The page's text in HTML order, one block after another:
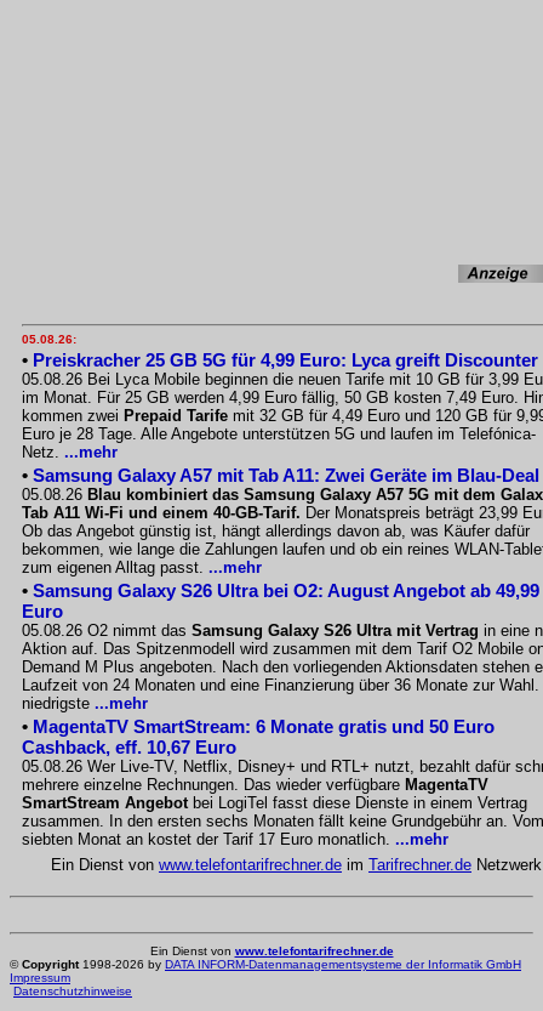
05.08.26:
• Preiskracher 25 GB 5G für 4,99 Euro: Lyca greift Discounter
05.08.26 Bei Lyca Mobile beginnen die neuen Tarife mit 10 GB für 3,99
im Monat. Für 25 GB werden 4,99 Euro fällig, 50 GB kosten 7,49 Euro.
kommen zwei Prepaid Tarife mit 32 GB für 4,49 Euro und 120 GB für
Euro je 28 Tage. Alle Angebote unterstützen 5G und laufen im Telefónica-
Netz. ...mehr
• Samsung Galaxy A57 mit Tab A11: Zwei Geräte im Blau-Deal
05.08.26 Blau kombiniert das Samsung Galaxy A57 5G mit dem
Tab A11 Wi-Fi und einem 40-GB-Tarif. Der Monatspreis beträgt 23,99
Ob das Angebot günstig ist, hängt allerdings davon ab, was Käufer dafür
bekommen, wie lange die Zahlungen laufen und ob ein reines WLAN-
zum eigenen Alltag passt. ...mehr
• Samsung Galaxy S26 Ultra bei O2: August Angebot ab 49,99
Euro
05.08.26 O2 nimmt das Samsung Galaxy S26 Ultra mit Vertrag in eine
Aktion auf. Das Spitzenmodell wird zusammen mit dem Tarif O2 Mobile
Demand M Plus angeboten. Nach den vorliegenden Aktionsdaten stehen
Laufzeit von 24 Monaten und eine Finanzierung über 36 Monate zur Wahl.
niedrigste ...mehr
• MagentaTV SmartStream: 6 Monate gratis und 50 Euro
Cashback, eff. 10,67 Euro
05.08.26 Wer Live-TV, Netflix, Disney+ und RTL+ nutzt, bezahlt dafür
mehrere einzelne Rechnungen. Das wieder verfügbare MagentaTV
SmartStream Angebotbei LogiTel fasst diese Dienste in einem Vertrag
zusammen. In den ersten sechs Monaten fällt keine Grundgebühr an. Vom
siebten Monat an kostet der Tarif 17 Euro monatlich. ...mehr
Ein Dienst von www.telefontarifrechner.de im Tarifrechner.de Netzwerk
Ein Dienst von www.telefontarifrechner.de
©Copyright1998-2026 by DATA INFORM-Datenmanagementsysteme der Informatik GmbH
Impressum
Datenschutzhinweise